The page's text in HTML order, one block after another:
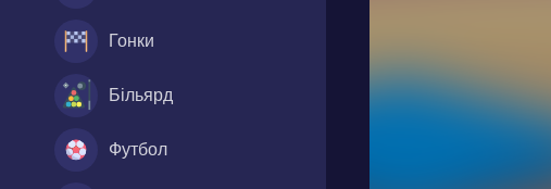
Гонки
Більярд
Футбол